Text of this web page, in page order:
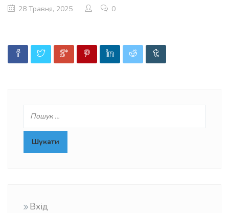
28 Травня, 2025 0
Вхід